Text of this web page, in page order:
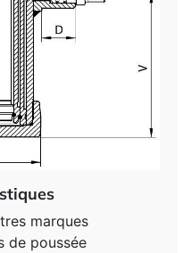
marques
de poussée